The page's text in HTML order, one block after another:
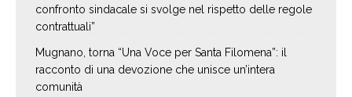
confronto sindacale si svolge nel rispetto delle regole
contrattuali”
Mugnano, torna “Una Voce per Santa Filomena”: il
racconto di una devozione che unisce un’intera
comunità